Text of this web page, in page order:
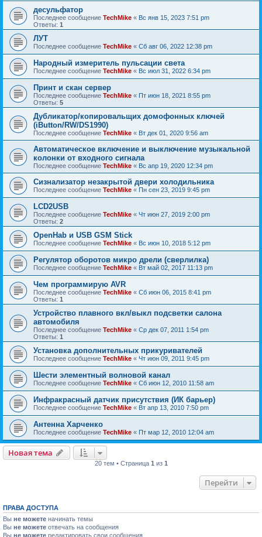
десульфатор
Последнее сообщение TechMike « Вс янв 15, 2023 7:51 pm
Ответы: 1
ЛУТ
Последнее сообщение TechMike « Сб авг 06, 2022 12:38 pm
Народный измеритель пульсации света
Последнее сообщение TechMike « Вс июл 31, 2022 6:34 pm
Принт и скан сервер
Последнее сообщение TechMike « Пт июн 18, 2021 8:55 pm
Ответы: 5
Дубликатор/копировальщих домофонных ключей
(iButton/RW/DS1990)
Последнее сообщение TechMike « Вт дек 01, 2020 9:56 am
Автоматическое включение и выключение музыкальной
колонки от входного сигнала
Последнее сообщение TechMike « Вс апр 19, 2020 12:34 pm
Сизнализатор незакрытой двери холодильника
Последнее сообщение TechMike « Пн сен 23, 2019 9:45 pm
LCD2USB
Последнее сообщение TechMike « Чт июн 27, 2019 2:00 pm
Ответы: 2
OpenHab и USB GSM Stick
Последнее сообщение TechMike « Вс июн 10, 2018 5:12 pm
Регулятор оборотов микро дрели (сверлилка)
Последнее сообщение TechMike « Вт май 02, 2017 11:13 pm
Чем программирую AVR
Последнее сообщение TechMike « Сб июн 06, 2015 8:41 pm
Ответы: 1
Устройство плавного вкл/выкл подсветки салона
автомобиля
Последнее сообщение TechMike « Ср дек 07, 2011 1:54 pm
Ответы: 1
Установка дополнительных прикуривателей
Последнее сообщение TechMike « Чт июн 09, 2011 9:45 pm
Шести элементный волновой канал
Последнее сообщение TechMike « Сб июн 12, 2010 11:58 am
Инфракрасный датчик присутствия (ИК барьер)
Последнее сообщение TechMike « Вт апр 13, 2010 7:50 pm
Антенна Харченко
Последнее сообщение TechMike « Пт мар 12, 2010 12:04 am
Новая тема
20 тем • Страница 1 из 1
Перейти
ПРАВА ДОСТУПА
Вы не можете начинать темы
Вы не можете отвечать на сообщения
Вы не можете редактировать свои сообщения